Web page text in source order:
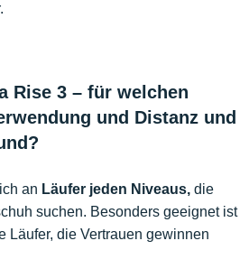
Rise 3 – für welchen
und Distanz und
an Läufer jeden Niveaus, die
suchen. Besonders geeignet ist
Läufer, die Vertrauen gewinnen